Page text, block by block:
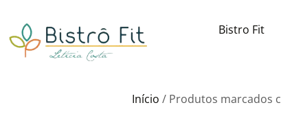
Bistro Fit
Início / Produtos marcados